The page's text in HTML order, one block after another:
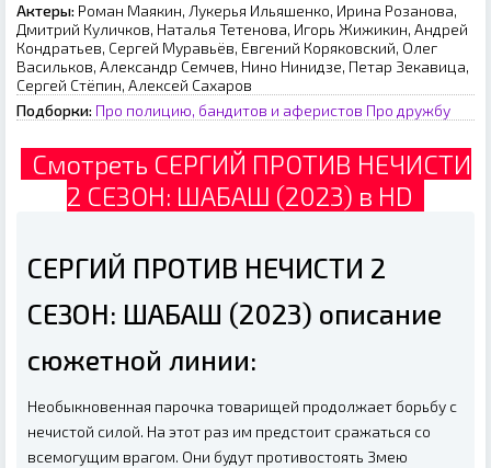
Актеры: Роман Маякин, Лукерья Ильяшенко, Ирина Розанова,
Дмитрий Куличков, Наталья Тетенова, Игорь Жижикин, Андрей
Кондратьев, Сергей Муравьёв, Евгений Коряковский, Олег
Васильков, Александр Семчев, Нино Нинидзе, Петар Зекавица,
Сергей Стёпин, Алексей Сахаров
Подборки: Про полицию, бандитов и аферистов Про дружбу
Смотреть СЕРГИЙ ПРОТИВ НЕЧИСТИ
2 СЕЗОН: ШАБАШ (2023) в HD
СЕРГИЙ ПРОТИВ НЕЧИСТИ 2
СЕЗОН: ШАБАШ (2023) описание
сюжетной линии:
Необыкновенная парочка товарищей продолжает борьбу с
нечистой силой. На этот раз им предстоит сражаться со
всемогущим врагом. Они будут противостоять Змею